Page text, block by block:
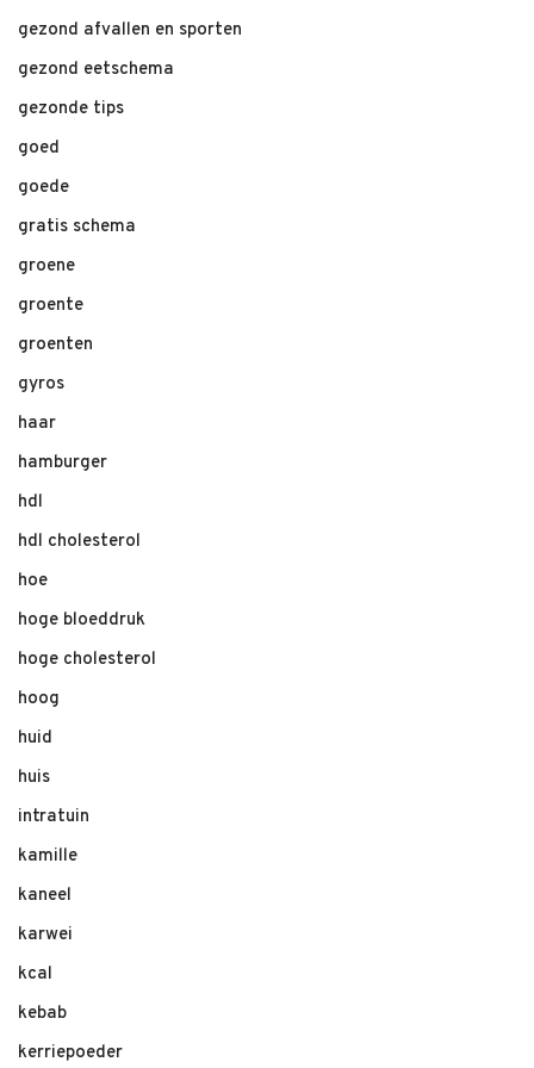
gezond afvallen en sporten
gezond eetschema
gezonde tips
goed
goede
gratis schema
groene
groente
groenten
gyros
haar
hamburger
hdl
hdl cholesterol
hoe
hoge bloeddruk
hoge cholesterol
hoog
huid
huis
intratuin
kamille
kaneel
karwei
kcal
kebab
kerriepoeder